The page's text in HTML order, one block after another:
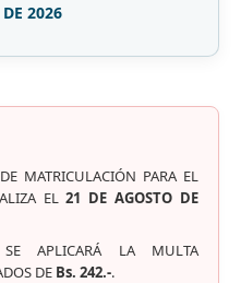
2026
MATRICULACIÓN PARA EL
EL21 DE AGOSTO DE
SE APLICARÁ LA MULTA
DE Bs. 242.-.